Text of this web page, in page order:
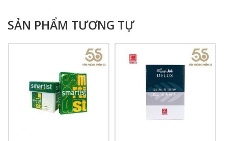
SẢN PHẨM TƯƠNG TỰ